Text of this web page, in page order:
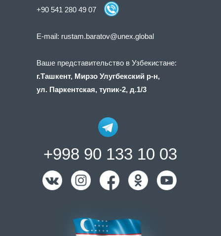
+998 90 133 10 03
+90 541 280 49 07
E-mail: rustam.baratov@unex.global
Ваше представительство в Узбекистане:
г.Ташкент, Мирзо Улугбекский р-н,
ул. Паркентская, тупик-2, д.1/3